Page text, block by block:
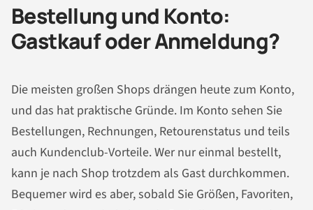
Bestellung und Konto:
Gastkauf oder Anmeldung?
Die meisten großen Shops drängen heute zum Konto,
und das hat praktische Gründe. Im Konto sehen Sie
Bestellungen, Rechnungen, Retourenstatus und teils
auch Kundenclub-Vorteile. Wer nur einmal bestellt,
kann je nach Shop trotzdem als Gast durchkommen.
Bequemer wird es aber, sobald Sie Größen, Favoriten,